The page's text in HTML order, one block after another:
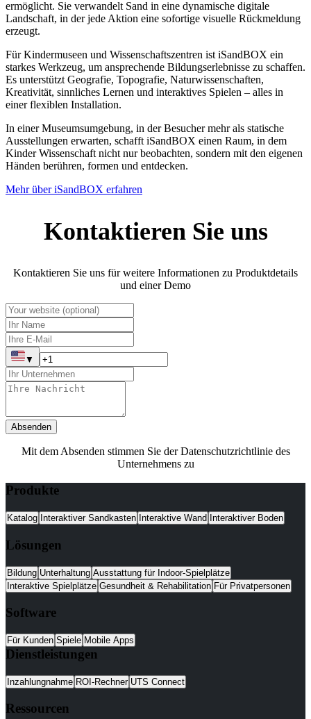
ermöglicht. Sie verwandelt Sand in eine dynamische digitale
Landschaft, in der jede Aktion eine sofortige visuelle Rückmeldung
erzeugt.
Für Kindermuseen und Wissenschaftszentren ist iSandBOX ein
starkes Werkzeug, um ansprechende Bildungserlebnisse zu schaffen.
Es unterstützt Geografie, Topografie, Naturwissenschaften,
Kreativität, sinnliches Lernen und interaktives Spielen – alles in
einer flexiblen Installation.
In einer Museumsumgebung, in der Besucher mehr als statische
Ausstellungen erwarten, schafft iSandBOX einen Raum, in dem
Kinder Wissenschaft nicht nur beobachten, sondern mit den eigenen
Händen berühren, formen und entdecken.
Mehr über iSandBOX erfahren
Kontaktieren Sie uns
Kontaktieren Sie uns für weitere Informationen zu Produktdetails
und einer Demo
▼
Absenden
Mit dem Absenden stimmen Sie der Datenschutzrichtlinie des
Unternehmens zu
Produkte
Katalog Interaktiver Sandkasten Interaktive Wand Interaktiver Boden
Lösungen
Bildung Unterhaltung Ausstattung für Indoor-Spielplätze
Interaktive Spielplätze Gesundheit & Rehabilitation Für Privatpersonen
Software
Für Kunden Spiele Mobile Apps
Dienstleistungen
Inzahlungnahme ROI-Rechner UTS Connect
Ressourcen